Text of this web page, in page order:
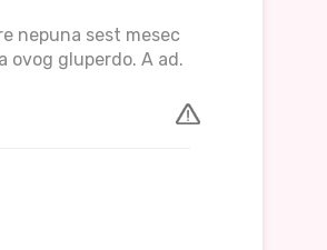
nepuna sest mesec
ovog gluperdo. A ad.